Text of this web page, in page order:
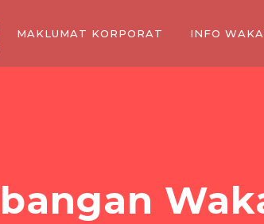
MAKLUMAT KORPORAT INFO